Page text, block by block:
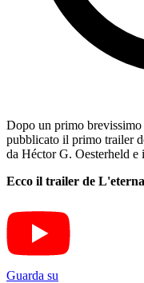
Dopo un primo
pubblicato il primo trailer
da Héctor G. Oesterheld
Ecco il trailer de
Guarda su